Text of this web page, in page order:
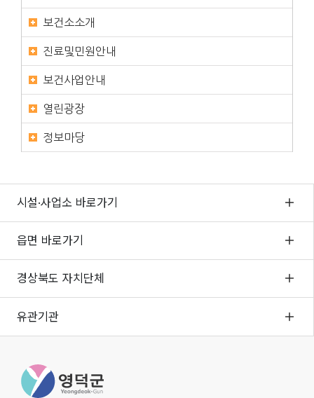
보건소소개
진료및민원안내
보건사업안내
열린광장
정보마당
시설·사업소 바로가기
읍면 바로가기
경상북도 자치단체
유관기관
영
덕